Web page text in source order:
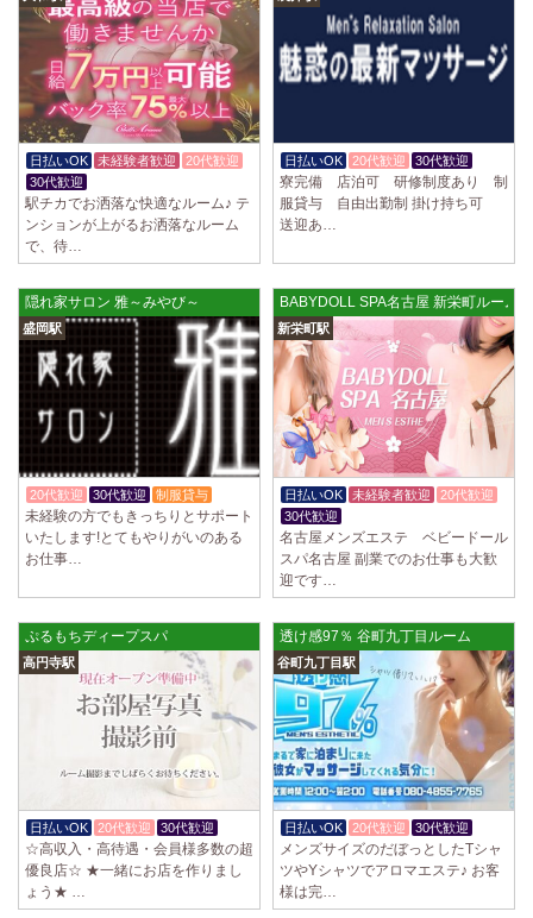
日払いOK 未経験者歓迎
20代歓迎
30代歓迎
駅チカでお洒落な快適なルーム♪ テ
ンションが上がるお洒落なルーム
で、待…
日払いOK 20代歓迎 30代歓迎
寮完備 店泊可 研修制度あり 制
服貸与 自由出勤制 掛け持ち可
送迎あ…
隠れ家サロン 雅～みやび～
盛岡駅
20代歓迎 30代歓迎 制服貸与
未経験の方でもきっちりとサポート
いたします!とてもやりがいのある
お仕事…
BABYDOLL SPA名古屋 新栄町ルーム
新栄町駅
日払いOK 未経験者歓迎
20代歓迎
30代歓迎
名古屋メンズエステ ベビードール
スパ名古屋 副業でのお仕事も大歓
迎です…
ぷるもちディープスパ
高円寺駅
日払いOK 20代歓迎 30代歓迎
☆高収入・高待遇・会員様多数の超
優良店☆ ★一緒にお店を作りまし
ょう★ …
透け感97％ 谷町九丁目ルーム
谷町九丁目駅
日払いOK 20代歓迎 30代歓迎
メンズサイズのだぼっとしたTシャ
ツやYシャツでアロマエステ♪ お客
様は完…